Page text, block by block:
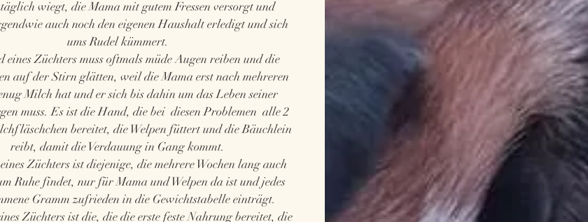
wiegt, die Mama mit gutem Fressen versorgt und
auch noch den eigenen Haushalt erledigt und sich
ums Rudel kümmert.
eines Züchters muss oftmals müde Augen reiben und die
auf der Stirn glätten, weil die Mama erst nach mehreren
Milch hat und er sich bis dahin um das Leben seiner
muss. Es ist die Hand, die bei diesen Problemen alle 2
bereitet, die Welpen füttert und die Bäuchlein
reibt, damit die Verdauung in Gang kommt.
Züchters ist diejenige, die mehrere Wochen lang auch
Ruhe findet, nur für Mama und Welpen da ist und jedes
Gramm zufrieden in die Gewichtstabelle einträgt.
Züchters ist die, die die erste feste Nahrung bereitet, die